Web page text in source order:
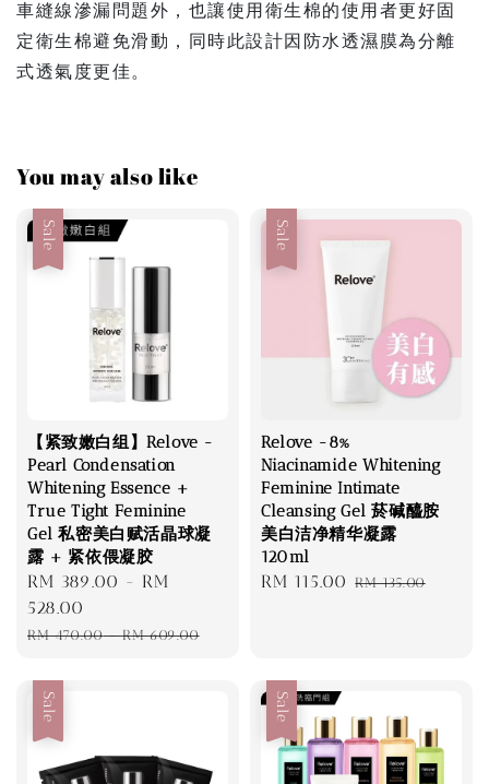
車縫線滲漏問題外，也讓使用衛生棉的使用者更好固
定衛生棉避免滑動，同時此設計因防水透濕膜為分離
式透氣度更佳。
You may also like
Sale
【紧致嫩白组】Relove -
Pearl Condensation
Whitening Essence +
True Tight Feminine
Gel 私密美白赋活晶球凝
露 + 紧依偎凝胶
Sale
price
RM 389.00 - RM
528.00
Regular
RM 470.00-RM 609.00
Sale
Relove -8%
Niacinamide Whitening
Feminine Intimate
Cleansing Gel 菸碱醯胺
美白洁净精华凝露
120ml
Sale
RM 115.00 Regular
RM 135.00
Sale Sale